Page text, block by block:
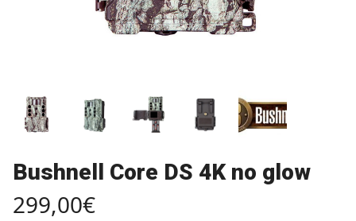
Bushnell Core DS 4K no glow
299,00€